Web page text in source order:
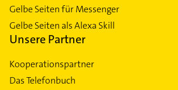
Gelbe Seiten für Messenger
Gelbe Seiten als Alexa Skill
Unsere Partner
Kooperationspartner
Das Telefonbuch